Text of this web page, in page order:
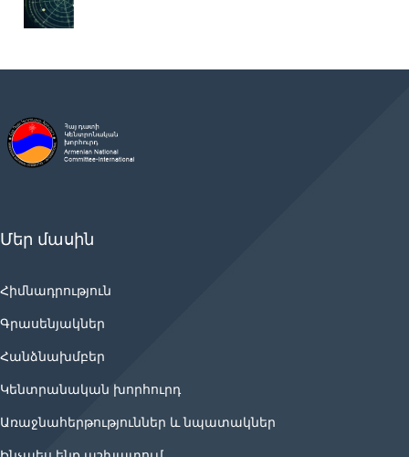
Մեր մասին
Հիմնադրություն
Գրասենյակներ
Հանձնախմբեր
Կենտրանական խորհուրդ
Առաջնահերթություններ և նպատակներ